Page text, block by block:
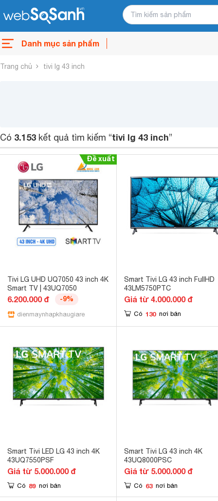
Danh mục sản phẩm
Trang chủ tivi lg 43 inch
Có 3.153 kết quả tìm kiếm “tivi lg 43 inch”
Tivi LG UHD UQ7050 43 inch 4K
Smart TV | 43UQ7050
6.200.000 đ -9%
dienmaynhapkhaugiare.com.vn
Smart Tivi LG 43 inch FullHD
43LM5750PTC
Giá từ 4.000.000 đ
Có 130 nơi bán
Smart Tivi LED LG 43 inch 4K
43UQ7550PSF
Giá từ 5.000.000 đ
Có 89 nơi bán
Smart Tivi LG 43 inch 4K
43UQ8000PSC
Giá từ 5.000.000 đ
Có 63 nơi bán